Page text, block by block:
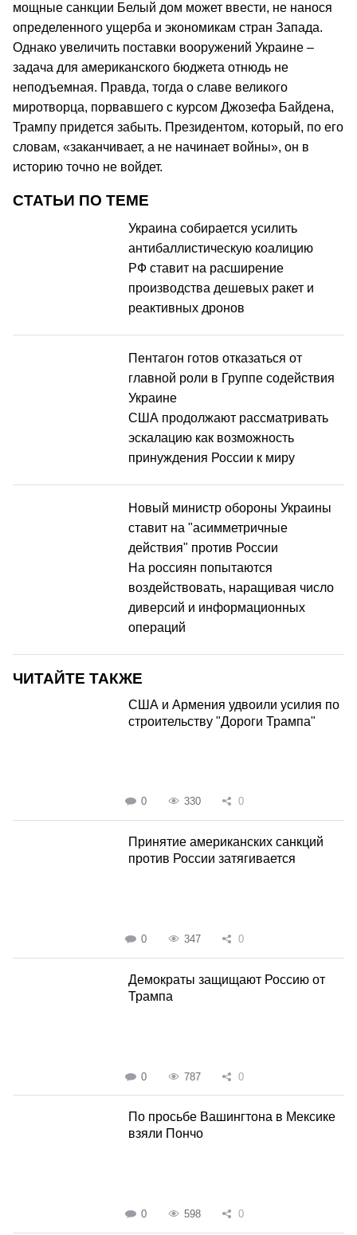
мощные санкции Белый дом может ввести, не нанося
определенного ущерба и экономикам стран Запада.
Однако увеличить поставки вооружений Украине –
задача для американского бюджета отнюдь не
неподъемная. Правда, тогда о славе великого
миротворца, порвавшего с курсом Джозефа Байдена,
Трампу придется забыть. Президентом, который, по его
словам, «заканчивает, а не начинает войны», он в
историю точно не войдет.
СТАТЬИ ПО ТЕМЕ
Украина собирается усилить
антибаллистическую коалицию
РФ ставит на расширение
производства дешевых ракет и
реактивных дронов
Пентагон готов отказаться от
главной роли в Группе содействия
Украине
США продолжают рассматривать
эскалацию как возможность
принуждения России к миру
Новый министр обороны Украины
ставит на "асимметричные
действия" против России
На россиян попытаются
воздействовать, наращивая число
диверсий и информационных
операций
ЧИТАЙТЕ ТАКЖЕ
США и Армения удвоили усилия по
строительству "Дороги Трампа"
0 330 0
Принятие американских санкций
против России затягивается
0 347 0
Демократы защищают Россию от
Трампа
0 787 0
По просьбе Вашингтона в Мексике
взяли Пончо
0 598 0